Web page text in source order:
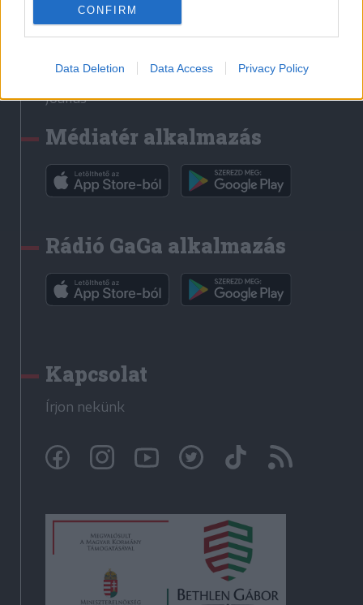
CONFIRM
Data Deletion Data Access Privacy Policy
Erdélyi Napló
Főtér
Rádió GaGa
Jóállás
Médiatér alkalmazás
Rádió GaGa alkalmazás
Kapcsolat
Írjon nekünk